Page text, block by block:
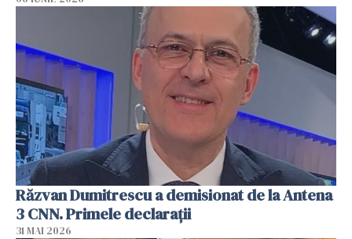
Răzvan Dumitrescu a demisionat de la Antena
3 CNN. Primele declarații
31 MAI 2026